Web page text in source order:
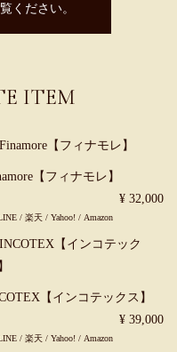
ください。
ITEM
【フィナモレ】
¥ 32,000
/楽天/Yahoo! / Amazon
【インコテックス】
¥ 39,000
/楽天/Yahoo! / Amazon